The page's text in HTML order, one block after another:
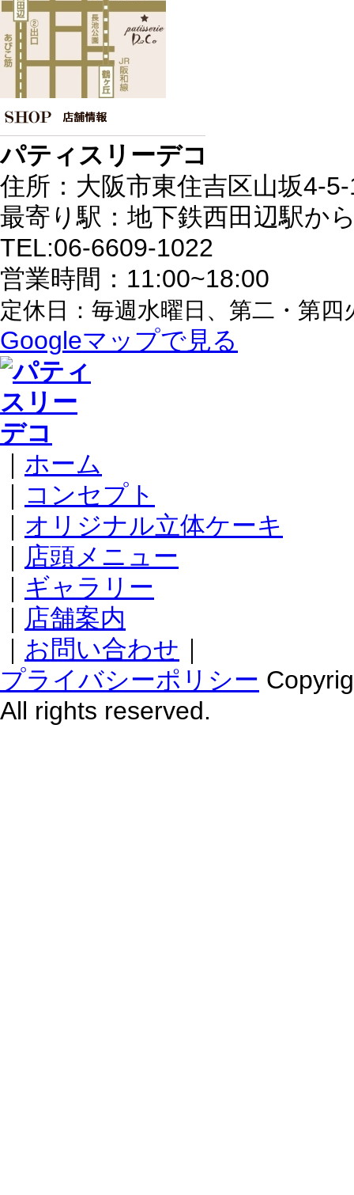
パティスリーデコ
住所：大阪市東住吉区山坂4-
最寄り駅：地下鉄西田辺駅か
TEL:06-6609-1022
営業時間：11:00~18:00
定休日：毎週水曜日、第二・第四
Googleマップで見る
ホーム
コンセプト
オリジナル立体ケーキ
店頭メニュー
ギャラリー
店舗案内
お問い合わせ
プライバシーポリシー
All rights reserved.